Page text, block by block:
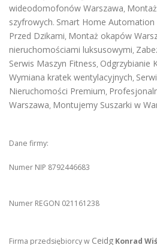
wideodomofonów Warszawa,
szyfrowych. Smart Home Automation
Przed Dzikami, Montaż okapów
nieruchomościami luksusowymi,
Serwis Maszyn Fitness, Odgrzybianie
Wymiana kratek wentylacyjnych,
Nieruchomości Premium,
Warszawa, Montujemy Suszarki w
Dane firmy:
Numer NIP 8792446683
Numer REGON 021161238
Firma przedsiębiorcy w Ceidg Konrad